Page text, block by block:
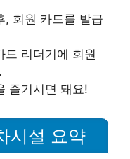
, 회원 카드를 발급
드 리더기에 회원
즐기시면 돼요!
시설 요약